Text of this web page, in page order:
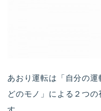
あおり運転は「自分の
どのモノ」による２つ